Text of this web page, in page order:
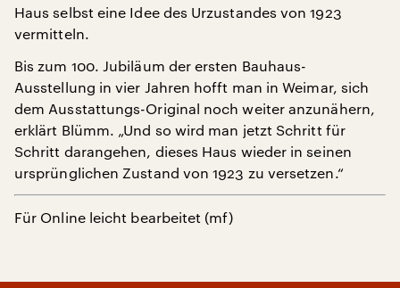
Haus selbst eine Idee des Urzustandes von 1923
vermitteln.
Bis zum 100. Jubiläum der ersten Bauhaus-
Ausstellung in vier Jahren hofft man in Weimar, sich
dem Ausstattungs-Original noch weiter anzunähern,
erklärt Blümm. „Und so wird man jetzt Schritt für
Schritt darangehen, dieses Haus wieder in seinen
ursprünglichen Zustand von 1923 zu versetzen.“
Für Online leicht bearbeitet (mf)